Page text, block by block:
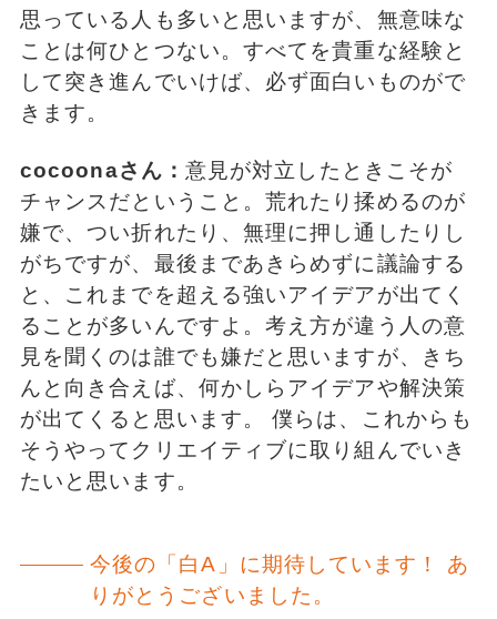
思っている人も多いと思いますが、無意味な
ことは何ひとつない。すべてを貴重な経験と
して突き進んでいけば、必ず面白いものがで
きます。
cocoonaさん： 意見が対立したときこそが
チャンスだということ。荒れたり揉めるのが
嫌で、つい折れたり、無理に押し通したりし
がちですが、最後まであきらめずに議論する
と、これまでを超える強いアイデアが出てく
ることが多いんですよ。考え方が違う人の意
見を聞くのは誰でも嫌だと思いますが、きち
んと向き合えば、何かしらアイデアや解決策
が出てくると思います。 僕らは、これからも
そうやってクリエイティブに取り組んでいき
たいと思います。
今後の「白A」に期待しています！ あ
りがとうございました。